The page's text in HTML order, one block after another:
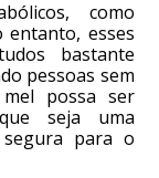
como
entanto, esses
bastante
pessoas sem
possa ser
seja uma
segura para o